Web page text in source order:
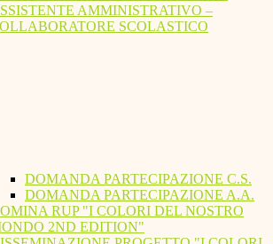
AMMINISTRATIVO –
SCOLASTICO
DOMANDA PARTECIPAZIONE C.S.
DOMANDA PARTECIPAZIONE A.A.
RUP "I COLORI DEL NOSTRO
2ND EDITION"